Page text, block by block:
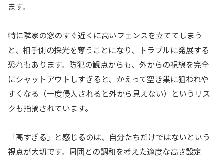
ます。
特に隣家の窓のすぐ近くに高いフェンスを立ててしまう
と、相手側の採光を奪うことになり、トラブルに発展する
恐れもあります。防犯の観点からも、外からの視線を完全
にシャットアウトしすぎると、かえって空き巣に狙われや
すくなる（一度侵入されると外から見えない）というリス
クも指摘されています。
「高すぎる」と感じるのは、自分たちだけではないという
視点が大切です。周囲との調和を考えた適度な高さ設定